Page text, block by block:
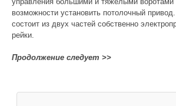
возможности установить потолочный
состоит из двух частей собственно
рейки.
Продолжение следует >>